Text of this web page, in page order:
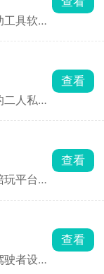
实用小
工具软
一键换
操作技
人私密
夜玩手
侣专属
事打卡
日软件
查看
平台，
玩家多
如
职业选
看语音
查看
者设计
查看